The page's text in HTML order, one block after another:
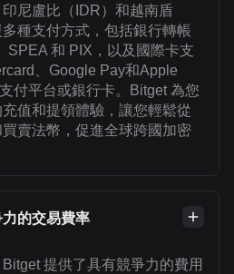
尼盧比（IDR）和越南盾
多種支付方式，包括銀行轉帳
SPEA 和 PIX，以及國際卡支
、Google Pay和Apple
付平台或銀行卡。Bitget 為您
值和提領體驗，讓您輕鬆從
賣法幣，促進全球跨國加密
的交易費率
提供了具有競爭力的費用